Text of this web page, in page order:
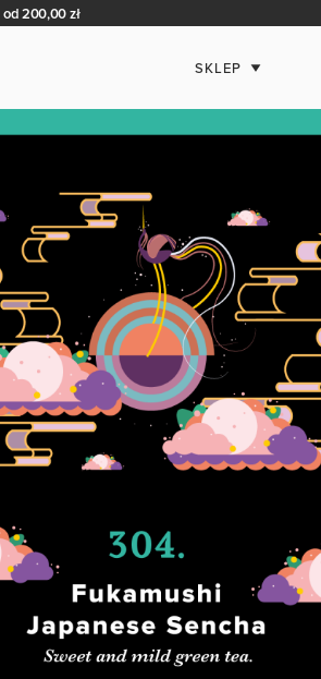
od 200,00 zł
SKLEP